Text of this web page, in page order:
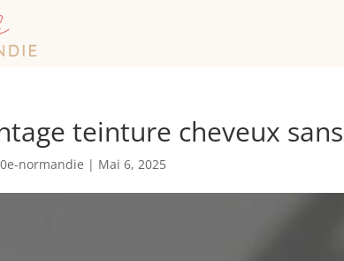
teinture cheveux
normandie | Mai 6, 2025